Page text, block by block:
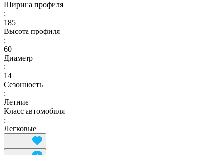
Ширина профиля
:
185
Высота профиля
:
60
Диаметр
:
14
Сезонность
:
Летние
Класс автомобиля
:
Легковые